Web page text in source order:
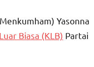
Yasonna
Biasa (KLB) Partai